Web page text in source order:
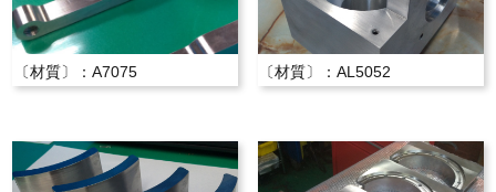
〔材質〕：A7075 〔材質〕：AL5052